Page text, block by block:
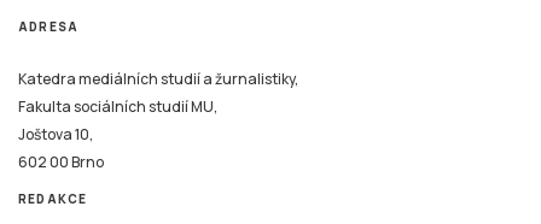
ADRESA
Katedra mediálních studií a žurnalistiky,
Fakulta sociálních studií MU,
Joštova 10,
602 00 Brno
REDAKCE